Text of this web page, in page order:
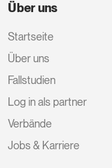
Über uns
Startseite
Über uns
Fallstudien
Log in als partner
Verbände
Jobs & Karriere